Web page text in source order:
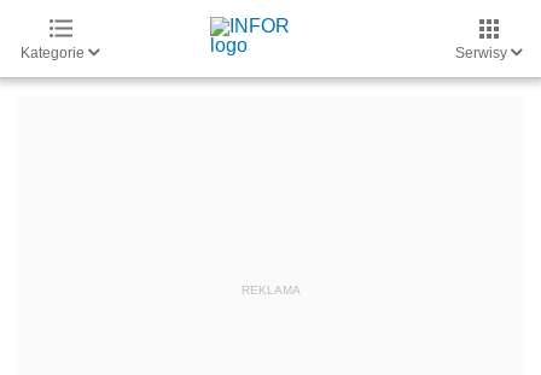
Kategorie Serwisy